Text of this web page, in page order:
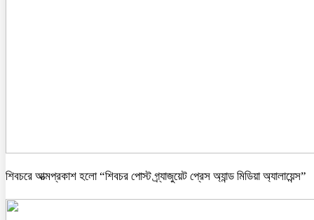
শিবচরে আত্মপ্রকাশ হলো “শিবচর পোস্ট গ্র্যাজুয়েট প্রেস অ্যান্ড মিডিয়া অ্যালায়েন্স”